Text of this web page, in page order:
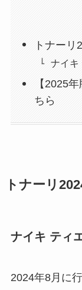
トナーリ
ナイキ
【2025
ちら
トナーリ
ナイキ ティ
2024年8月に